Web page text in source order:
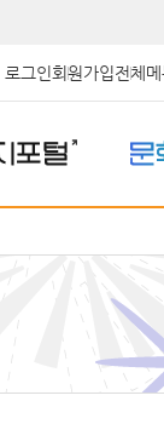
로그인 회원가입전체
포털 문